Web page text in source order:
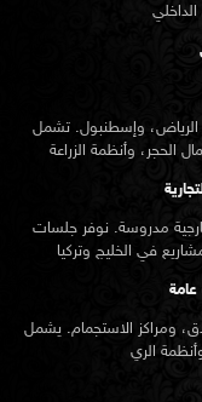
الرياض، وإسطنبول. تشمل
مدروسة. نوفر جلسات
ومراكز الاستجمام. يشمل